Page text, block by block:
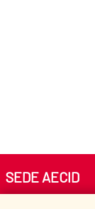
SEDE AECID